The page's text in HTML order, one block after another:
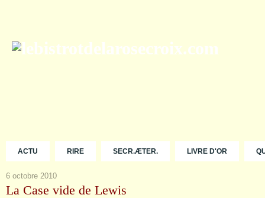
ACTU RIRE SECR.ÆTER. LIVRE D'OR
6 octobre 2010
La Case vide de Lewis